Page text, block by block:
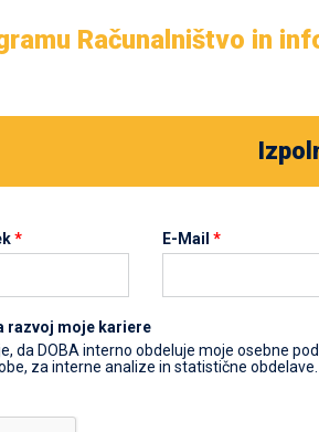
Računalništvo in
* E-Mail *
razvoj moje kariere
da DOBA interno obdeluje moje osebne
za interne analize in statistične